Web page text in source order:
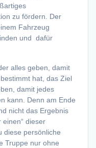
zu fördern. Der
Fahrzeug
und dafür
alles geben, damit
hat, das Ziel
damit jedes
kann. Denn am Ende
nicht das Ergebnis
einen“ dieser
diese persönliche
Truppe nur ohne